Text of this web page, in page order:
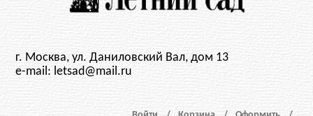
г. Москва, ул. Даниловский Вал, дом 13
e-mail: letsad@mail.ru